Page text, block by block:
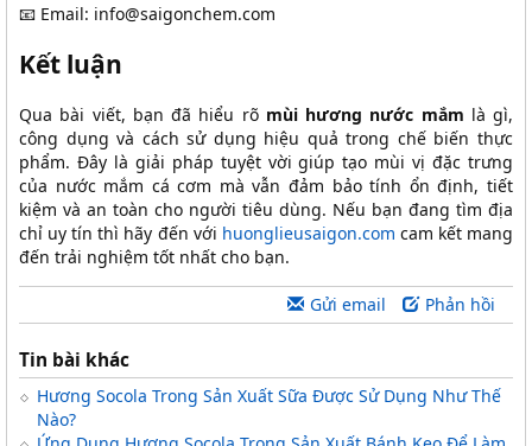
📧 Email: info@saigonchem.com
Kết luận
Qua bài viết, bạn đã hiểu rõ mùi hương nước mắm là gì,
công dụng và cách sử dụng hiệu quả trong chế biến thực
phẩm. Đây là giải pháp tuyệt vời giúp tạo mùi vị đặc trưng
của nước mắm cá cơm mà vẫn đảm bảo tính ổn định, tiết
kiệm và an toàn cho người tiêu dùng. Nếu bạn đang tìm địa
chỉ uy tín thì hãy đến với huonglieusaigon.com cam kết mang
đến trải nghiệm tốt nhất cho bạn.
Gửi email Phản hồi
Tin bài khác
Hương Socola Trong Sản Xuất Sữa Được Sử Dụng Như Thế
Nào?